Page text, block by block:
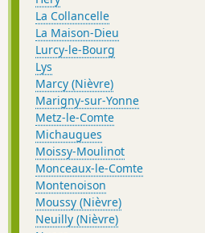
La Collancelle
La Maison-Dieu
Lurcy-le-Bourg
Lys
Marcy (Nièvre)
Marigny-sur-Yonne
Metz-le-Comte
Michaugues
Moissy-Moulinot
Monceaux-le-Comte
Montenoison
Moussy (Nièvre)
Neuilly (Nièvre)